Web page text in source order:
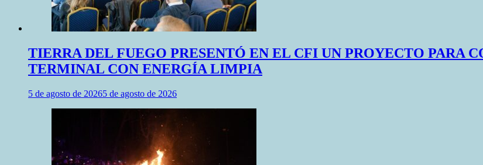
TIERRA DEL FUEGO PRESENTÓ EN EL CFI UN PROYECTO PARA
TERMINAL CON ENERGÍA LIMPIA
5 de agosto de 20265 de agosto de 2026